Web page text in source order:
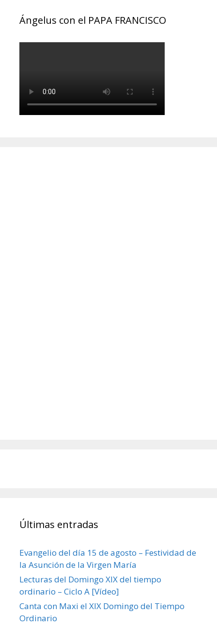
Ángelus con el PAPA FRANCISCO
Últimas entradas
Evangelio del día 15 de agosto – Festividad de
la Asunción de la Virgen María
Lecturas del Domingo XIX del tiempo
ordinario – Ciclo A [Vídeo]
Canta con Maxi el XIX Domingo del Tiempo
Ordinario